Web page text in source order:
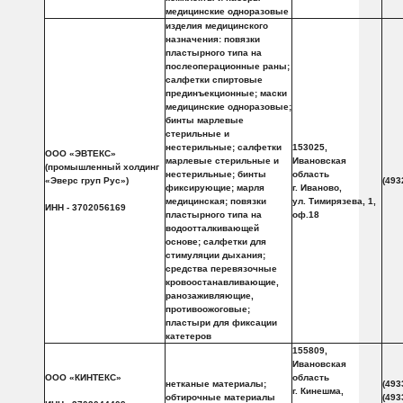
медицинские одноразовые
ООО «ЭВТЕКС»
(промышленный холдинг
«Эверс груп Рус»)
ИНН - 3702056169
изделия медицинского
назначения: повязки
пластырного типа на
послеоперационные раны;
салфетки спиртовые
прединъекционные; маски
медицинские одноразовые;
бинты марлевые
стерильные и
нестерильные; салфетки
марлевые стерильные и
нестерильные; бинты
фиксирующие; марля
медицинская; повязки
пластырного типа на
водоотталкивающей
основе; салфетки для
стимуляции дыхания;
средства перевязочные
кровоостанавливающие,
ранозаживляющие,
противоожоговые;
пластыри для фиксации
катетеров
153025,
Ивановская
область
г. Иваново,
ул. Тимирязева, 1,
оф.18
ООО «КИНТЕКС»
нетканые материалы;
обтирочные материалы
155809,
Ивановская
область
г. Кинешма,